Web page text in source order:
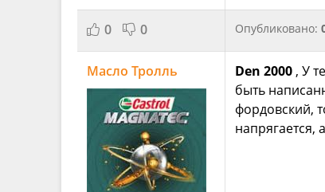
0 0 Опубликовано:
Масло Тролль Den 2000 , У
быть
фордовский,
напрягается,